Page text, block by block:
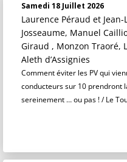
Samedi 18 Juillet 2026
Laurence Péraud et
Josseaume, Manuel
Giraud , Monzon Traoré,
Aleth d’Assignies
Comment éviter les PV qui
conducteurs sur 10 prendront
sereinement … ou pas ! / Le